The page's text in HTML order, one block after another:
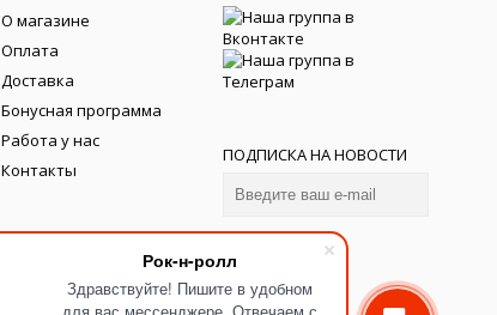
Рок-н-ролл
Здравствуйте! Пишите в удобном
О магазине
Оплата
Доставка
Бонусная программа
Работа у нас
Контакты
ПОДПИСКА НА НОВОСТИ